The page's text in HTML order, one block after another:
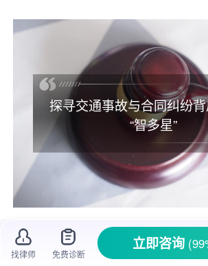
探寻交通事故与合同纠纷
“智多星”
在法律领域， 交通事故纠纷和
为常见却又复杂的领域。交通事
找律师 免费诊断
立即咨询